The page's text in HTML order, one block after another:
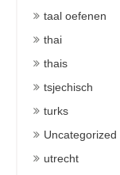
taal oefenen
thai
thais
tsjechisch
turks
Uncategorized
utrecht